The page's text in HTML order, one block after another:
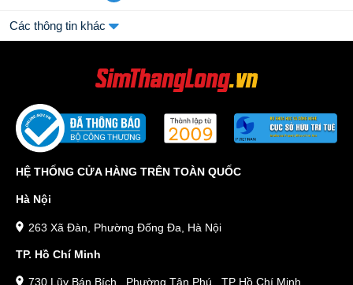
0911.83.1983: 22tr900
0564201983: 39tr…
Xem thêm:Danh sách sim đuôi 1983 SIÊU KHỦNG
Trên đây chỉ là một vài ví dụ về sim đuôi 1983 mà chúng tôi đang
có. Nếu bạn muốn các số sim 1983 hay bất cứ dòng sim nào khác,
hãy truy cập tại Simthanglong.vn.
Ngoài ra việc chia ra các mức giá cũng dựa vào sự sắp xếp của
các số trong sim. Các dòng sim có giá thấp từ 1 - 3 triệu, ngoài
chúng ta còn gọi là “thế số không được đẹp”. Tuy nhiên sim vẫn
được đánh giá cao bởi đuôi ý nghĩa 1983.
Các thông tin khác
HỆ THỐNG CỬA HÀNG TRÊN TOÀN QUỐC
Hà Nội
263 Xã Đàn, Phường Đống Đa, Hà Nội
TP. Hồ Chí Minh
730 Lũy Bán Bích , Phường Tân Phú , TP Hồ Chí Minh